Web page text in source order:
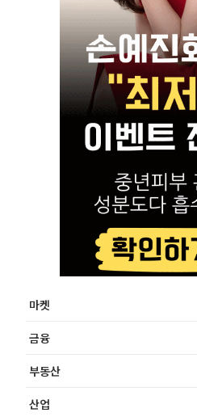
마켓
금융
부동산
산업